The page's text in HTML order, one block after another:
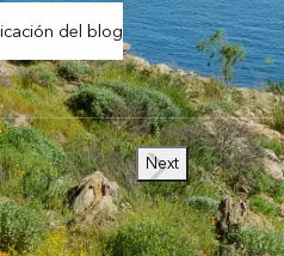
del blog
Next